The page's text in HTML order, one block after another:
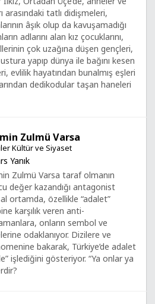
arasındaki tatlı didişmeleri,
âşık olup da kavuşamadığı
adlarını alan kız çocuklarını,
çok uzağına düşen gençleri,
ustura yapıp dünya ile bağını kesen
evlilik hayatından bunalmış eşleri
dedikodular taşan haneleri
Zulmü Varsa
Kültür ve Siyaset
Yanık
Zulmü Varsa taraf olmanın
değer kazandığı antagonist
ortamda, özellikle “adalet”
karşılık veren anti-
onların sembol ve
odaklanıyor. Dizilere ve
bakarak, Türkiye’de adalet
işlediğini gösteriyor. “Ya onlar ya